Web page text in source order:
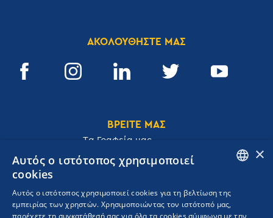
ΑΚΟΛΟΥΘΗΣΤΕ ΜΑΣ
ΒΡΕΙΤΕ ΜΑΣ
Tα Γραφεία μας
Ακαδημίας 32, 106 72, Αθήνα, Ελλάδα
T. +30 210 3609801 GREEK
×
Αυτός ο ιστότοπος χρησιμοποιεί
cookies
Αυτός ο ιστότοπος χρησιμοποιεί cookies για τη βελτίωση της
εμπειρίας των χρηστών. Χρησιμοποιώντας τον ιστότοπό μας,
παρέχετε τη συγκατάθεσή σας για όλα τα cookies σύμφωνα με την